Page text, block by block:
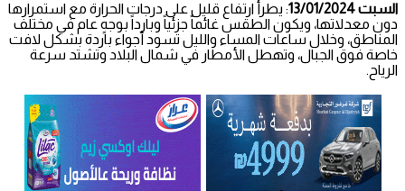
السبت 13/01/2024
: يطرأ ارتفاع قليل على درجات الحرارة مع استمرارها
دون معدلاتها، ويكون الطقس غائماً جزئياً وبارداً بوجهٍ عام في مختلف
المناطق، وخلال ساعات المساء والليل تسود أجواء باردة بشكل لافت
خاصة فوق الجبال، وتهطل الأمطار في شمال البلاد وتشتد سرعة
الرياح.